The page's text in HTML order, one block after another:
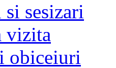
sesizari
vizita
obiceiuri